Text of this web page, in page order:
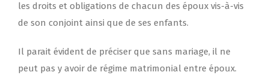
les droits et obligations de chacun des époux vis-à-vis
de son conjoint ainsi que de ses enfants.
Il parait évident de préciser que sans mariage, il ne
peut pas y avoir de régime matrimonial entre époux.